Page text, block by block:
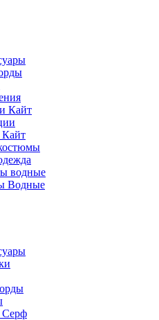
Кайт
водные
Водные